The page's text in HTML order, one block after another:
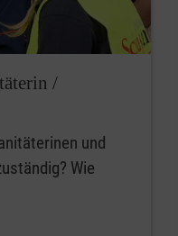
/
und
Wie